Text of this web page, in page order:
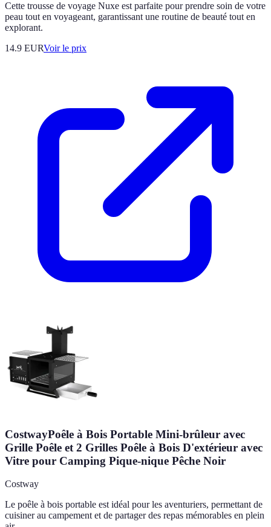
Cette trousse de voyage Nuxe est parfaite pour prendre soin de votre
peau tout en voyageant, garantissant une routine de beauté tout en
explorant.
14.9 EURVoir le prix
CostwayPoêle à Bois Portable Mini-brûleur avec
Grille Poêle et 2 Grilles Poêle à Bois D'extérieur avec
Vitre pour Camping Pique-nique Pêche Noir
Costway
Le poêle à bois portable est idéal pour les aventuriers, permettant de
cuisiner au campement et de partager des repas mémorables en plein